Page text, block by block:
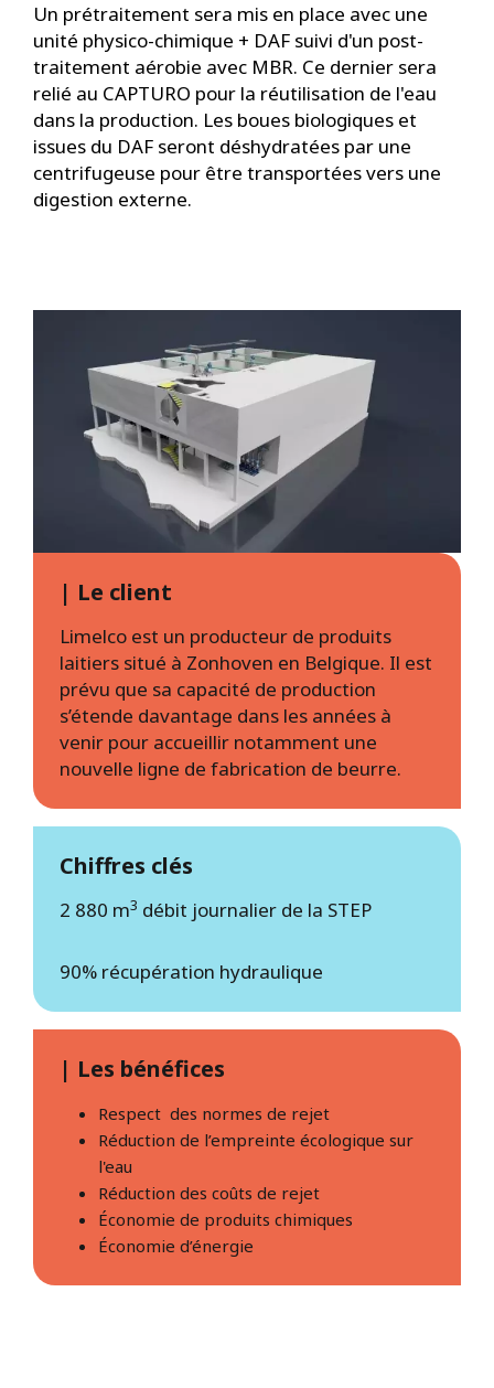
Un prétraitement sera mis en place avec une
unité physico-chimique + DAF suivi d'un post-
traitement aérobie avec MBR. Ce dernier sera
relié au CAPTURO pour la réutilisation de l'eau
dans la production. Les boues biologiques et
issues du DAF seront déshydratées par une
centrifugeuse pour être transportées vers une
digestion externe.
| Le client
Limelco est un producteur de produits
laitiers situé à Zonhoven en Belgique. Il est
prévu que sa capacité de production
s’étende davantage dans les années à
venir pour accueillir notamment une
nouvelle ligne de fabrication de beurre.
Chiffres clés
2 880 m3 débit journalier de la STEP
90% récupération hydraulique
| Les bénéfices
Respect des normes de rejet
Réduction de l’empreinte écologique sur
l'eau
Réduction des coûts de rejet
Économie de produits chimiques
Économie d’énergie